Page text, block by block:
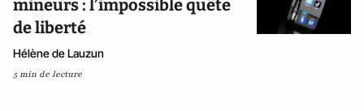
mineurs : l’impossible quête
de liberté
Hélène de Lauzun
5 min de lecture